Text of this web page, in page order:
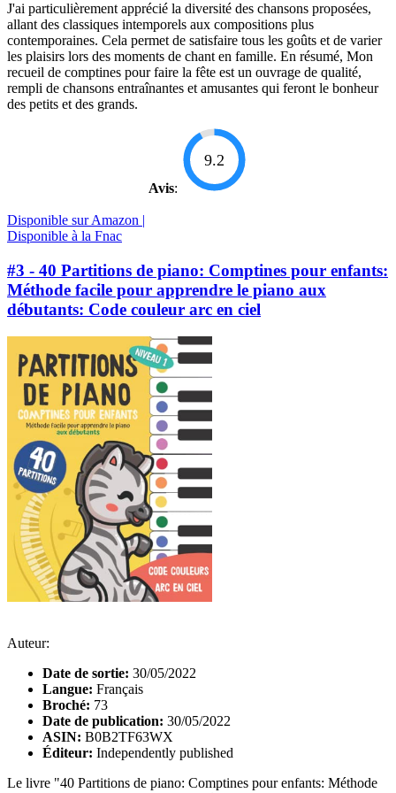
J'ai particulièrement apprécié la diversité des chansons proposées,
allant des classiques intemporels aux compositions plus
contemporaines. Cela permet de satisfaire tous les goûts et de varier
les plaisirs lors des moments de chant en famille. En résumé, Mon
recueil de comptines pour faire la fête est un ouvrage de qualité,
rempli de chansons entraînantes et amusantes qui feront le bonheur
des petits et des grands.
Avis:
9.2
Disponible sur Amazon |
Disponible à la Fnac
#3 - 40 Partitions de piano: Comptines pour enfants:
Méthode facile pour apprendre le piano aux
débutants: Code couleur arc en ciel
Auteur:
Date de sortie: 30/05/2022
Langue: Français
Broché: 73
Date de publication: 30/05/2022
ASIN: B0B2TF63WX
Éditeur: Independently published
Le livre "40 Partitions de piano: Comptines pour enfants: Méthode